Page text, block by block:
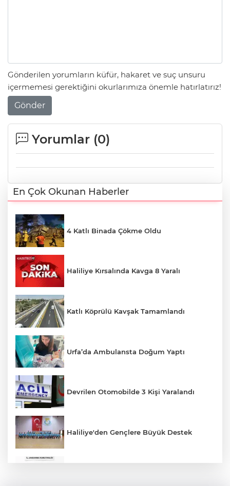
Gönderilen yorumların küfür, hakaret ve suç unsuru
içermemesi gerektiğini okurlarımıza önemle hatırlatırız!
Gönder
Yorumlar (0)
En Çok Okunan Haberler
4 Katlı Binada Çökme Oldu
Haliliye Kırsalında Kavga 8 Yaralı
Katlı Köprülü Kavşak Tamamlandı
Urfa’da Ambulansta Doğum Yaptı
Devrilen Otomobilde 3 Kişi Yaralandı
Haliliye'den Gençlere Büyük Destek